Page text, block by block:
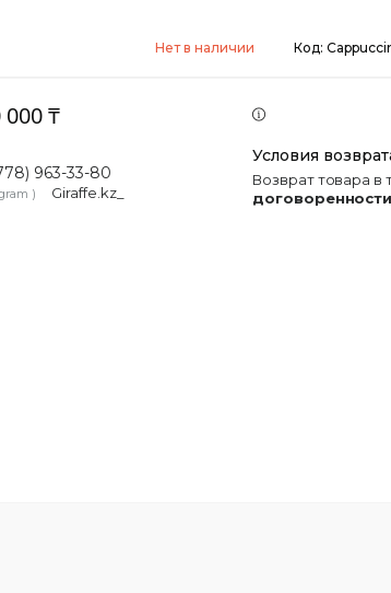
Нет в наличии Код:
000 ₸
963-33-80
Giraffe.kz_
возврат товара в
договоренности